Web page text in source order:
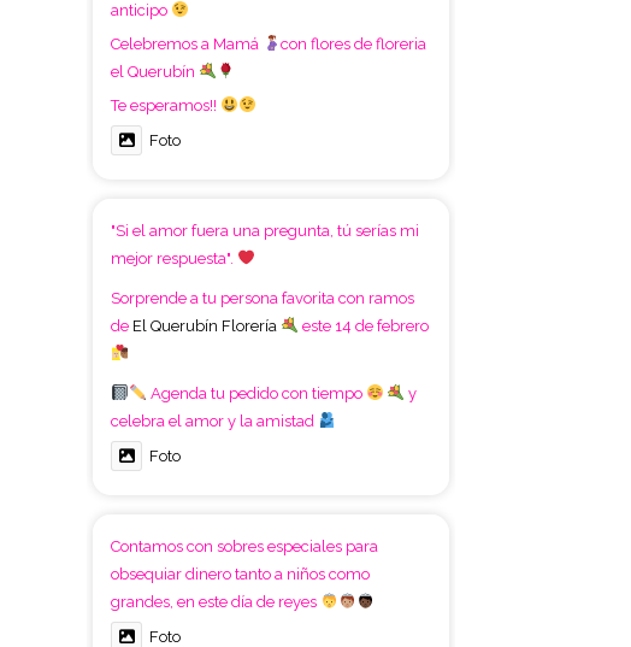
anticipo
Celebremos a Mamá
con flores de floreria
el Querubín
Te esperamos!!
Foto
"Si el amor fuera una pregunta, tú serías mi
mejor respuesta".
Sorprende a tu persona favorita con ramos
de El Querubín Florería este 14 de febrero
Agenda tu pedido con tiempo
y
celebra el amor y la amistad
Foto
Contamos con sobres especiales para
obsequiar dinero tanto a niños como
grandes, en este día de reyes
Foto